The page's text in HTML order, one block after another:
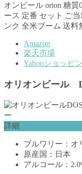
オンビール orion 糖
ース 定番 セット ご
ンク 全米ブーム 送料
Amazon
楽天市場
Yahooショッピ
オリオンビール
詳細
ブルワリー：オ
原産国：日本
アルコール：